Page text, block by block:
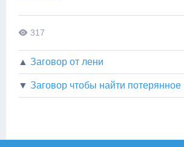
317
▲ Заговор от лени
▼ Заговор чтобы найти потерянное